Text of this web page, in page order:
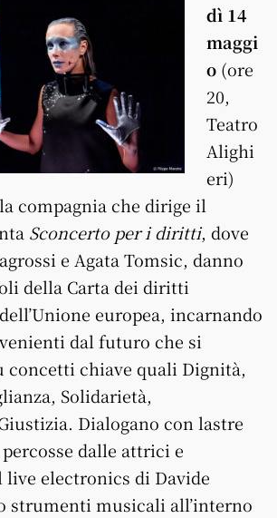
dì 14
maggi
o (ore
20,
Teatro
Alighi
eri)
compagnia che dirige il
Sconcerto per i diritti, dove
e Agata Tomsic, danno
della Carta dei diritti
europea, incarnando
dal futuro che si
concetti chiave quali Dignità,
Solidarietà,
Dialogano con lastre
percosse dalle attrici e
live electronics di Davide
strumenti musicali all’interno